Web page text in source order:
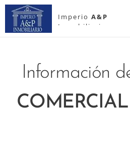
Imperio A&P
Inmobiliario
Información
COMERCIAL